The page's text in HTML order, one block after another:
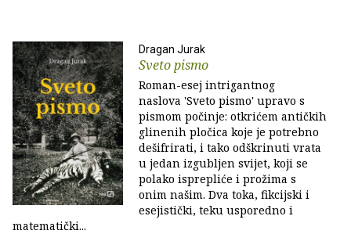
Dragan Jurak
Sveto pismo
Roman-esej intrigantnog
naslova 'Sveto pismo' upravo s
pismom počinje: otkrićem antičkih
glinenih pločica koje je potrebno
dešifrirati, i tako odškrinuti vrata
u jedan izgubljen svijet, koji se
polako isprepliće i prožima s
onim našim. Dva toka, fikcijski i
esejistički, teku usporedno i
matematički...